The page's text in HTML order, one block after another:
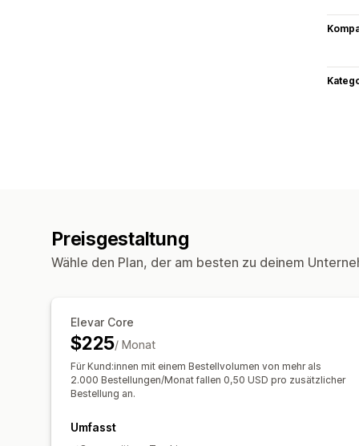
Preisgestaltung
Wähle den Plan, der am besten zu deinem
Elevar Core
$225/ Monat
Für Kund:innen mit einem Bestellvolumen von mehr als
2.000 Bestellungen/Monat fallen 0,50 USD pro zusätzlicher
Bestellung an.
Umfasst